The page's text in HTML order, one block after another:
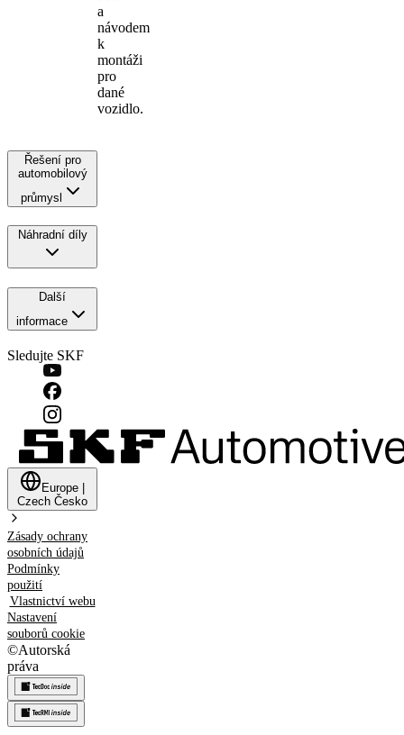
a
návodem
k
montáži
pro
dané
vozidlo.
Řešení pro
automobilový
průmysl
Náhradní díly
Další
informace
Sledujte SKF
Europe
Czech Česko
Zásady ochrany
osobních údajů
Podmínky
použití
Vlastnictví webu
Nastavení
souborů cookie
©Autorská
práva